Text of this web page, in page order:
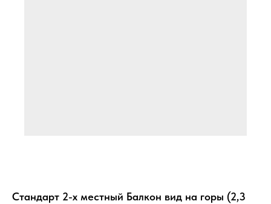
Стандарт 2-х местный Балкон вид на горы (2,3